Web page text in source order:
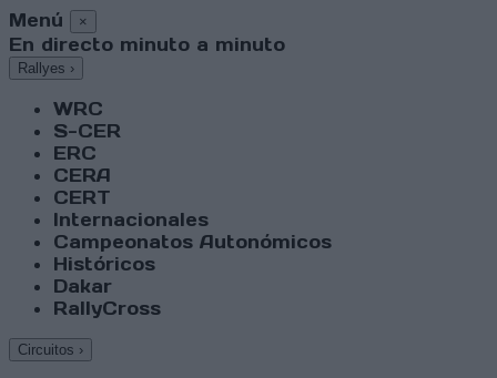
Menú ×
En directo minuto a minuto
Rallyes ›
WRC
S-CER
ERC
CERA
CERT
Internacionales
Campeonatos Autonómicos
Históricos
Dakar
RallyCross
Circuitos ›